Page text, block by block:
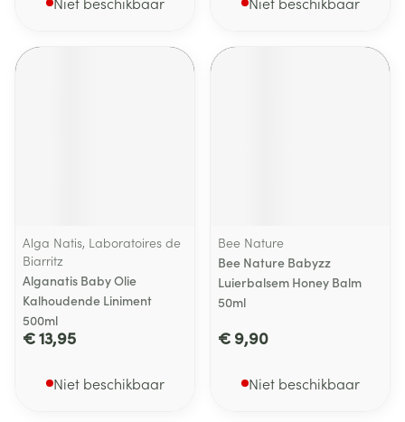
Alga Natis, Laboratoires de
Biarritz
Alganatis Baby Olie
Kalhoudende Liniment
500ml
€ 13,95
Niet beschikbaar
Bee Nature
Bee Nature Babyzz
Luierbalsem Honey Balm
50ml
€ 9,90
Niet beschikbaar